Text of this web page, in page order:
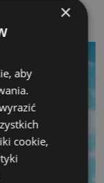
×
aby
cookie,